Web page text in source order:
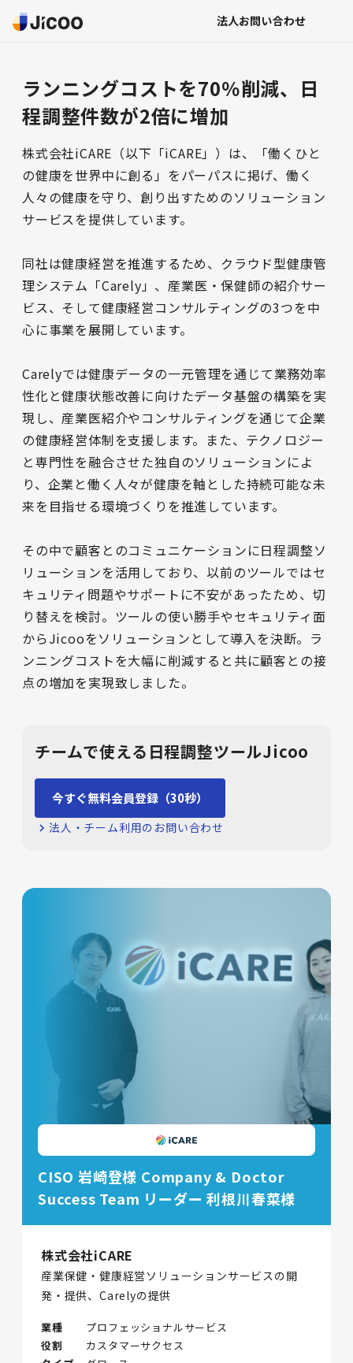
法人お問い合わせ
ランニングコストを70％削減、日
程調整件数が2倍に増加
株式会社iCARE（以下「iCARE」）は、「働くひと
の健康を世界中に創る」をパーパスに掲げ、働く
人々の健康を守り、創り出すためのソリューション
サービスを提供しています。
同社は健康経営を推進するため、クラウド型健康管
理システム「Carely」、産業医・保健師の紹介サー
ビス、そして健康経営コンサルティングの3つを中
心に事業を展開しています。
Carelyでは健康データの一元管理を通じて業務効率
性化と健康状態改善に向けたデータ基盤の構築を実
現し、産業医紹介やコンサルティングを通じて企業
の健康経営体制を支援します。また、テクノロジー
と専門性を融合させた独自のソリューションによ
り、企業と働く人々が健康を軸とした持続可能な未
来を目指せる環境づくりを推進しています。
その中で顧客とのコミュニケーションに日程調整ソ
リューションを活用しており、以前のツールではセ
キュリティ問題やサポートに不安があったため、切
り替えを検討。ツールの使い勝手やセキュリティ面
からJicooをソリューションとして導入を決断。ラ
ンニングコストを大幅に削減すると共に顧客との接
点の増加を実現致しました。
チームで使える日程調整ツールJicoo
今すぐ無料会員登録（30秒）
法人・チーム利用のお問い合わせ
CISO 岩崎登様 Company & Doctor
Success Team リーダー 利根川春菜様
株式会社iCARE
産業保健・健康経営ソリューションサービスの開
発・提供、Carelyの提供
業種
プロフェッショナルサービス
役割
カスタマーサクセス